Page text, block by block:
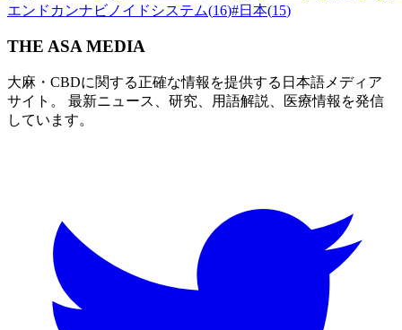
エンドカンナビノイドシステム(16)#日本(15)
THE ASA MEDIA
大麻・CBDに関する正確な情報を提供する日本語メディア
サイト。 最新ニュース、研究、用語解説、医療情報を発信
しています。